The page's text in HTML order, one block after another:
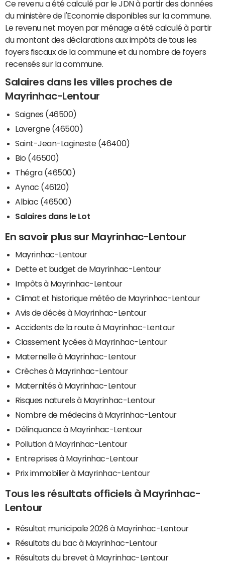
Ce revenu a été calculé par le JDN à partir des données
du ministère de l'Economie disponibles sur la commune.
Le revenu net moyen par ménage a été calculé à partir
du montant des déclarations aux impôts de tous les
foyers fiscaux de la commune et du nombre de foyers
recensés sur la commune.
Salaires dans les villes proches de
Mayrinhac-Lentour
Saignes (46500)
Lavergne (46500)
Saint-Jean-Lagineste (46400)
Bio (46500)
Thégra (46500)
Aynac (46120)
Albiac (46500)
Salaires dans le Lot
En savoir plus sur Mayrinhac-Lentour
Mayrinhac-Lentour
Dette et budget de Mayrinhac-Lentour
Impôts à Mayrinhac-Lentour
Climat et historique météo de Mayrinhac-Lentour
Avis de décès à Mayrinhac-Lentour
Accidents de la route à Mayrinhac-Lentour
Classement lycées à Mayrinhac-Lentour
Maternelle à Mayrinhac-Lentour
Crèches à Mayrinhac-Lentour
Maternités à Mayrinhac-Lentour
Risques naturels à Mayrinhac-Lentour
Nombre de médecins à Mayrinhac-Lentour
Délinquance à Mayrinhac-Lentour
Pollution à Mayrinhac-Lentour
Entreprises à Mayrinhac-Lentour
Prix immobilier à Mayrinhac-Lentour
Tous les résultats officiels à Mayrinhac-
Lentour
Résultat municipale 2026 à Mayrinhac-Lentour
Résultats du bac à Mayrinhac-Lentour
Résultats du brevet à Mayrinhac-Lentour